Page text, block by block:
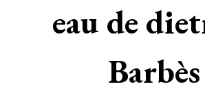
eau de
Barbès